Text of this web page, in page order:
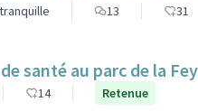
13 31
santé au parc de la
14 Retenue